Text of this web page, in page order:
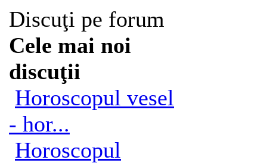
Discuţi pe forum
Cele mai noi
discuţii
Horoscopul vesel
- hor...
Horoscopul